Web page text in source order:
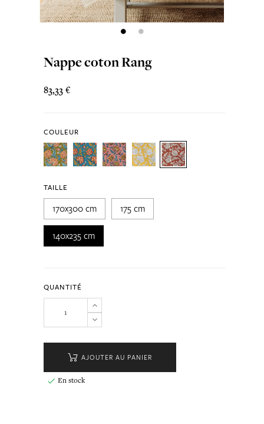
Nappe coton Rang
83,33 €
COULEUR
TAILLE
170x300 cm 175 cm
140x235 cm
QUANTITÉ
AJOUTER AU PANIER
 En stock